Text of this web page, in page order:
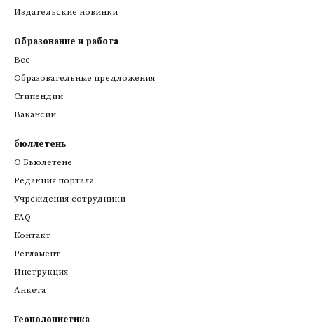
Издательские новинки
Образование и работа
Все
Образовательные предложения
Стипендии
Вакансии
бюллетень
О Бьюлетене
Редакция портала
Учреждения-сотрудники
FAQ
Контакт
Регламент
Инструкция
Анкета
Геополонистика